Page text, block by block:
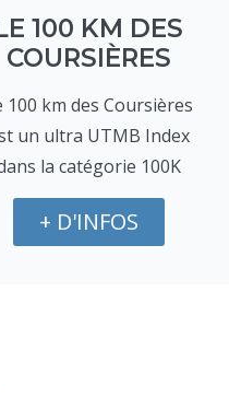
100 KM DES
COURSIÈRES
100 km des Coursières
un ultra UTMB Index
la catégorie 100K
+ D'INFOS